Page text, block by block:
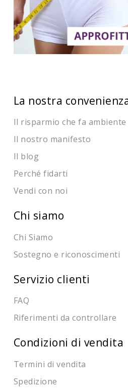
La nostra
Il risparmio che fa ambiente
Il nostro manifesto
Il blog
Perché fidarti
Vendi con noi
Chi siamo
Chi Siamo
Sostegno e riconoscimenti
Servizio clienti
FAQ
Riferimenti da controllare
Condizioni di vendita
Termini di vendita
Spedizione